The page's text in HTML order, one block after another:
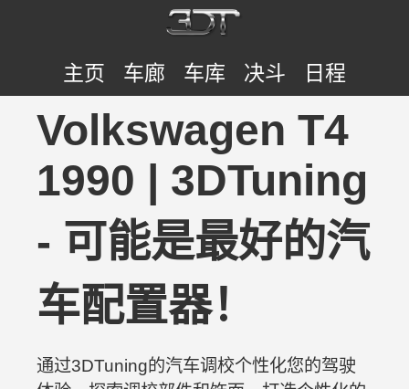
主页 车廊 车库 决斗 日程
Volkswagen T4
1990 | 3DTuning
- 可能是最好的汽
车配置器！
通过3DTuning的汽车调校个性化您的驾驶